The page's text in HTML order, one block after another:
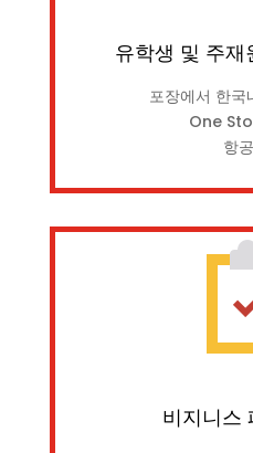
유학생 및 주
포장에서 한국
One
항
비지니스